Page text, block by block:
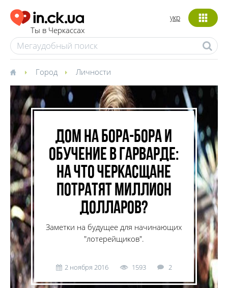
Ты в Черкассах
укр
Город Личности
Дом на Бора-Бора и
обучение в Гарварде:
на что черкасщане
потратят миллион
долларов?
Заметки на будущее для начинающих
"лотерейщиков".
2 ноября 2016 1593 2